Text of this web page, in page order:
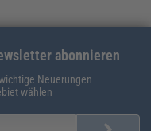
abonnieren
Neuerungen
wählen